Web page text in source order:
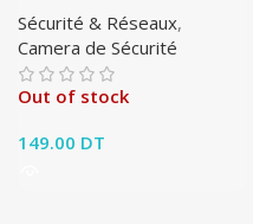
Sécurité & Réseaux,
Camera de Sécurité
Out of stock
149.00 DT